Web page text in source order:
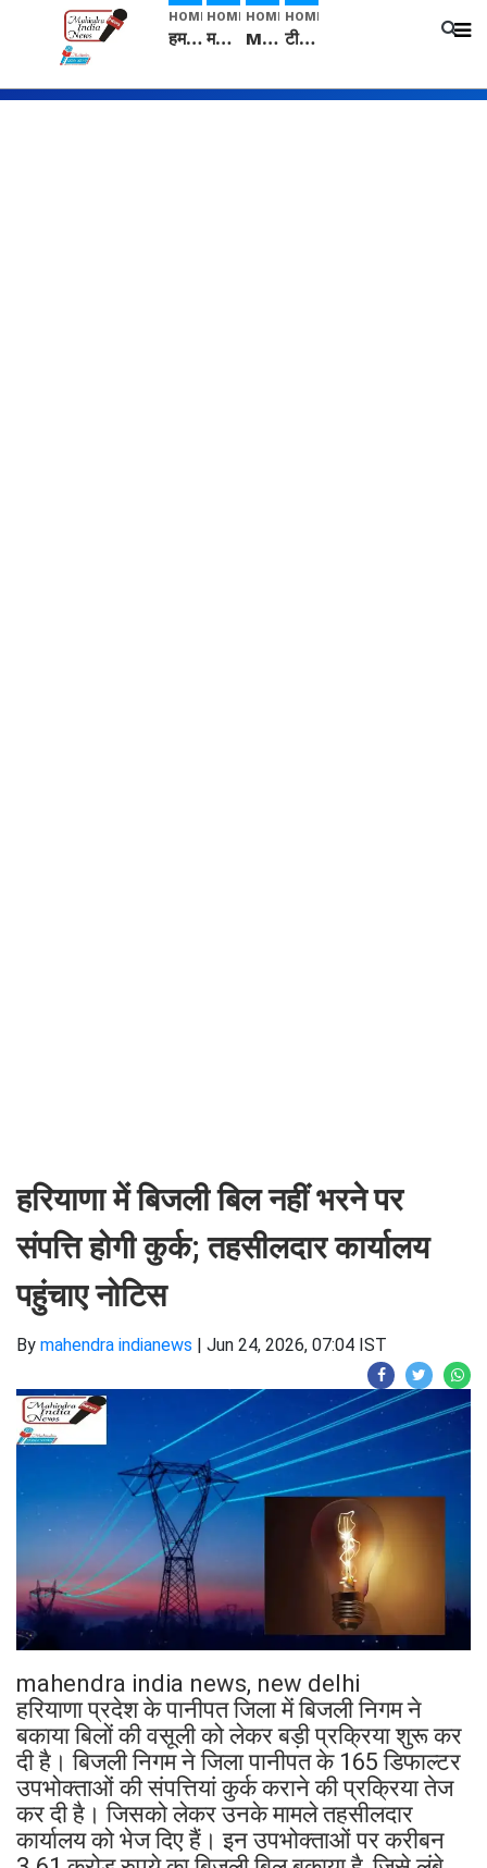
HOME
हम सनातनी..." सांसद kangana Ranaut से क्या बोली लड़की? Viral Jantar-Mantar | CJP protest
HOME
मनीषा हत्याकांड: हत्या, आत्महत्या या कोई बड़ा राज? | Full Story | Josh Haryana
HOME
Mangalsutra: हिंदू धर्म में शादी के बाद मंगलसूत्र क्यों पहनती है महिलाएं, किसने शुरु की ये परंपरा
HOME
टीम बीकेई ने एग्रीकल्चर ग्रेड की यूरिया खाद गट्टों में बदलकर टेक्निकल ग्रेड में बेचने वालों पर करवाई कार्रवाई: लखविंदर सिंह औलख
हरियाणा में बिजली बिल नहीं भरने पर
संपत्ति होगी कुर्क; तहसीलदार कार्यालय
पहुंचाए नोटिस
By mahendra indianews | Jun 24, 2026, 07:04 IST
mahendra india news, new delhi
हरियाणा प्रदेश के पानीपत जिला में बिजली निगम ने
बकाया बिलों की वसूली को लेकर बड़ी प्रक्रिया शुरू कर
दी है। बिजली निगम ने जिला पानीपत के 165 डिफाल्टर
उपभोक्ताओं की संपत्तियां कुर्क कराने की प्रक्रिया तेज
कर दी है। जिसको लेकर उनके मामले तहसीलदार
कार्यालय को भेज दिए हैं। इन उपभोक्ताओं पर करीबन